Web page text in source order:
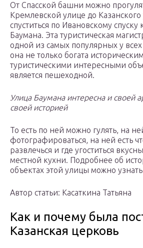
От Спасской башни можно
Кремлевской улице до
спуститься по Ивановскому спуску
Баумана. Эта туристическая
одной из самых популярных у всех
она не только богата
туристическими интересными
является пешеходной.
Улица Баумана интересна и своей
своей историей
То есть по ней можно гулять, на
фотографироваться, на ней есть
развлечься и где угоститься
местной кухни. Подробнее об
объектах этой улицы можно узнать
Автор статьи: Касаткина Татьяна
Как и почему была
Казанская церковь